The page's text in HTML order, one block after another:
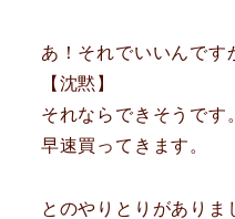
あ！それでいいんです
【沈黙】
それならできそうです
早速買ってきます。
とのやりとりがありま